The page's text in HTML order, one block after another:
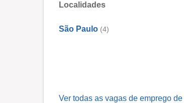
Localidades
São Paulo (4)
Ver todas as vagas de emprego